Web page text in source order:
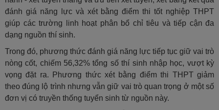
đánh giá năng lực và xét bằng điểm thi tốt nghiệp THPT
giúp các trường linh hoạt phân bổ chỉ tiêu và tiếp cận đa
dạng nguồn thí sinh.
Trong đó, phương thức đánh giá năng lực tiếp tục giữ vai trò
nòng cốt, chiếm 56,32% tổng số thí sinh nhập học, vượt kỳ
vọng đặt ra. Phương thức xét bằng điểm thi THPT giảm
theo đúng lộ trình nhưng vẫn giữ vai trò quan trọng ở một số
đơn vị có truyền thống tuyển sinh từ nguồn này.